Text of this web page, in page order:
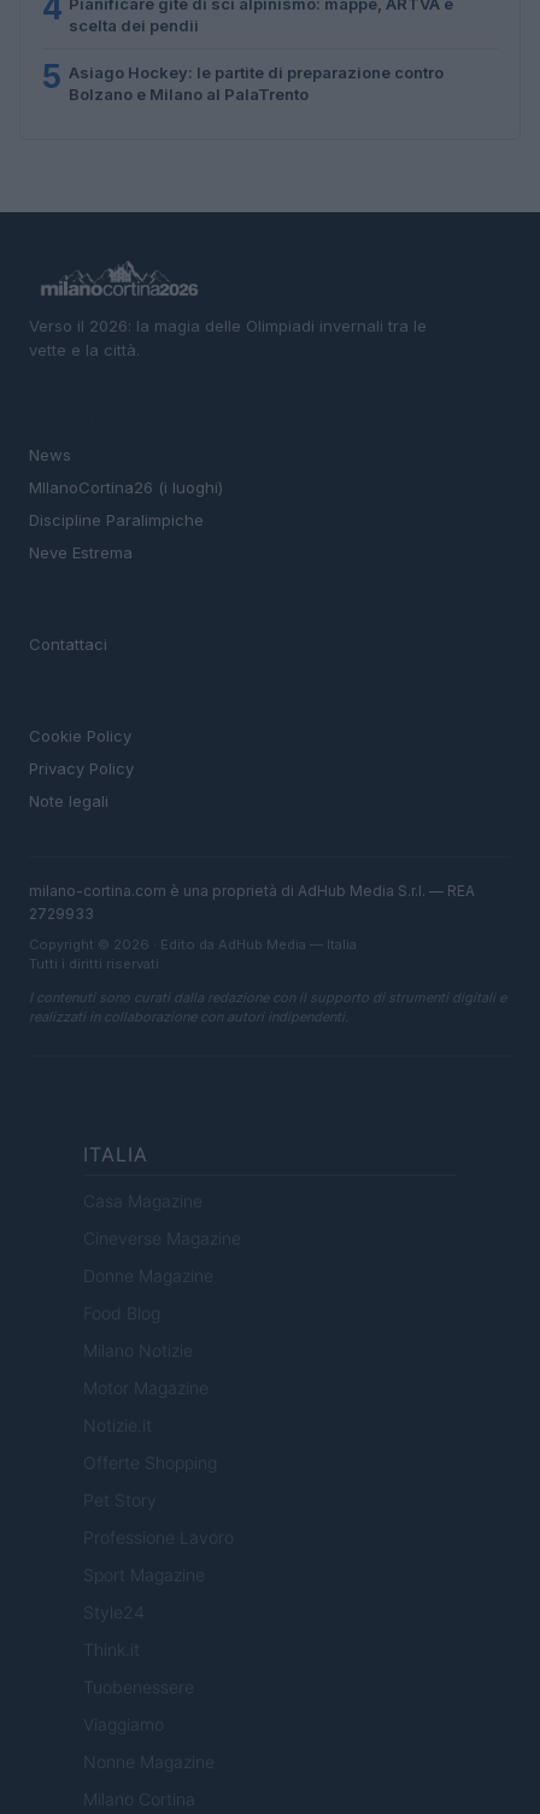
4 scelta dei pendii
5 Asiago Hockey: le partite di preparazione contro
Bolzano e Milano al PalaTrento
Verso il 2026: la magia delle Olimpiadi invernali tra le
vette e la città.
News
MIlanoCortina26 (i luoghi)
Discipline Paralimpiche
Neve Estrema
Contattaci
Cookie Policy
Privacy Policy
Note legali
milano-cortina.com è una proprietà di AdHub Media S.r.l. — REA
2729933
Copyright © 2026 · Edito da AdHub Media — Italia
Tutti i diritti riservati
I contenuti sono curati dalla redazione con il supporto di strumenti digitali e
realizzati in collaborazione con autori indipendenti.
ITALIA
Casa Magazine
Cineverse Magazine
Donne Magazine
Food Blog
Milano Notizie
Motor Magazine
Notizie.it
Offerte Shopping
Pet Story
Professione Lavoro
Sport Magazine
Style24
Think.it
Tuobenessere
Viaggiamo
Nonne Magazine
Milano Cortina